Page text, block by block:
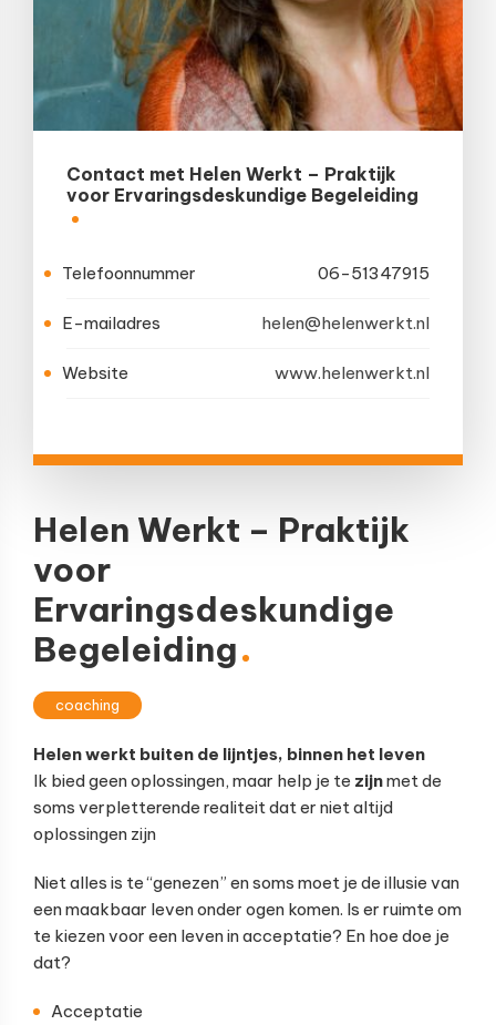
Helen Werkt – Praktijk
voor
Ervaringsdeskundige
Begeleiding
coaching
Helen werkt buiten de lijntjes, binnen het leven
Ik bied geen oplossingen, maar help je te zijnmet de
soms verpletterende realiteit dat er niet altijd
oplossingen zijn
Niet alles is te “genezen” en soms moet je de illusie van
een maakbaar leven onder ogen komen. Is er ruimte om
te kiezen voor een leven in acceptatie? En hoe doe je
dat?
Acceptatie
Contact met Helen Werkt – Praktijk
voor Ervaringsdeskundige Begeleiding
Telefoonnummer 06-51347915
E-mailadres helen@helenwerkt.nl
Website www.helenwerkt.nl